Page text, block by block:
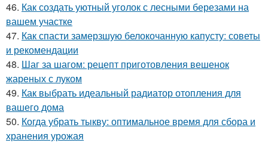
46. Как создать уютный уголок с лесными березами на
вашем участке
47. Как спасти замерзшую белокочанную капусту: советы
и рекомендации
48. Шаг за шагом: рецепт приготовления вешенок
жареных с луком
49. Как выбрать идеальный радиатор отопления для
вашего дома
50. Когда убрать тыкву: оптимальное время для сбора и
хранения урожая